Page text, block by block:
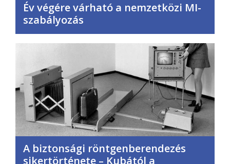
Év végére várható a nemzetközi MI-
szabályozás
A biztonsági röntgenberendezés
sikertörténete – Kubától a